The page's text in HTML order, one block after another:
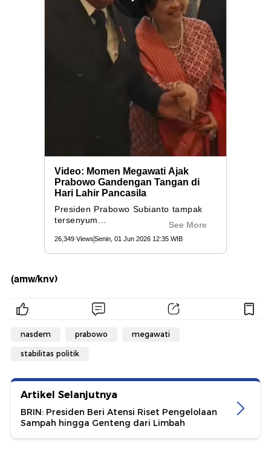
(amw/knv)
nasdem prabowo megawati
stabilitas politik
Artikel Selanjutnya
BRIN: Presiden Beri Atensi Riset Pengelolaan
Sampah hingga Genteng dari Limbah